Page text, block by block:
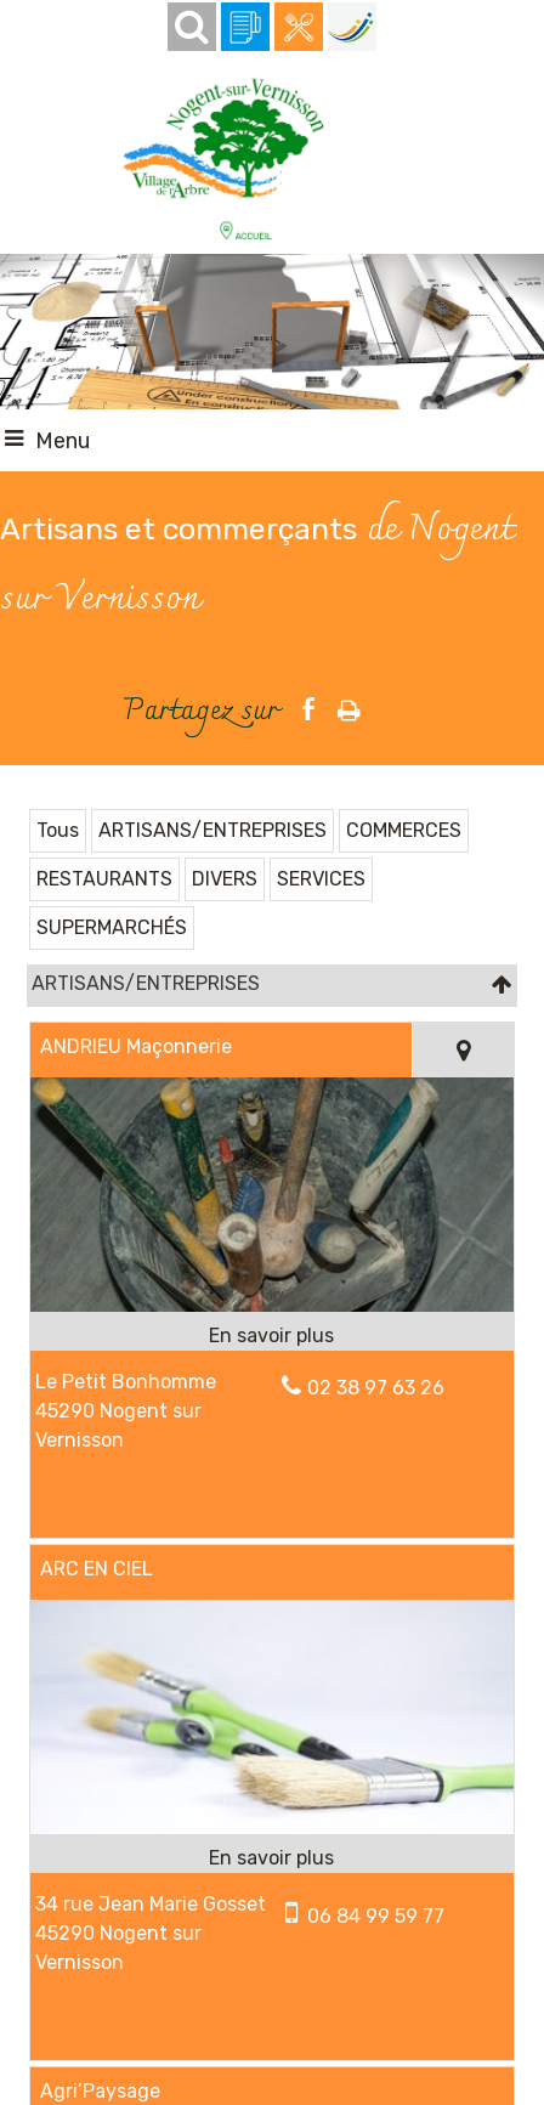
Menu
Artisans et commerçants de Nogent
sur Vernisson
Tous ARTISANS/ENTREPRISES COMMERCES
RESTAURANTS DIVERS SERVICES
SUPERMARCHÉS
ARTISANS/ENTREPRISES
ANDRIEU Maçonnerie
Le Petit Bonhomme
45290 Nogent sur
Vernisson
02 38 97 63 26
ARC EN CIEL
34 rue Jean Marie Gosset
45290 Nogent sur
Vernisson
06 84 99 59 77
Agri’Paysage